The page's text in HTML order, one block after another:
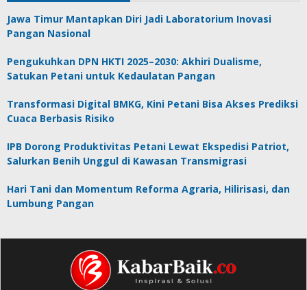
Jawa Timur Mantapkan Diri Jadi Laboratorium Inovasi
Pangan Nasional
Pengukuhkan DPN HKTI 2025–2030: Akhiri Dualisme,
Satukan Petani untuk Kedaulatan Pangan
Transformasi Digital BMKG, Kini Petani Bisa Akses Prediksi
Cuaca Berbasis Risiko
IPB Dorong Produktivitas Petani Lewat Ekspedisi Patriot,
Salurkan Benih Unggul di Kawasan Transmigrasi
Hari Tani dan Momentum Reforma Agraria, Hilirisasi, dan
Lumbung Pangan